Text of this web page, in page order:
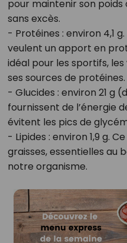
pour maintenir son poids
sans excès.
- Protéines : environ 4,1
veulent un apport en
idéal pour les sportifs,
ses sources de protéines.
- Glucides : environ 21 g
fournissent de l’énergie
évitent les pics de
- Lipides : environ 1,9 g.
graisses, essentielles au
notre organisme.